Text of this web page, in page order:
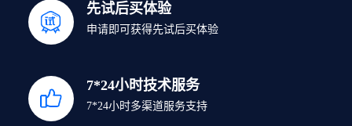
先试后买体验
申请即可获得先试后买体验
7*24小时技术服务
7*24小时多渠道服务支持